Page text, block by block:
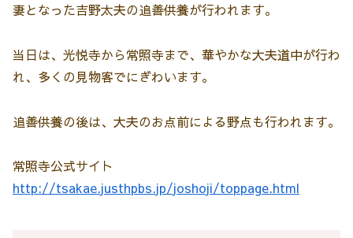
妻となった吉野太夫の追善供養が行われます。
当日は、光悦寺から常照寺まで、華やかな大夫道中が行わ
れ、多くの見物客でにぎわいます。
追善供養の後は、大夫のお点前による野点も行われます。
常照寺公式サイト
http://tsakae.justhpbs.jp/joshoji/toppage.html